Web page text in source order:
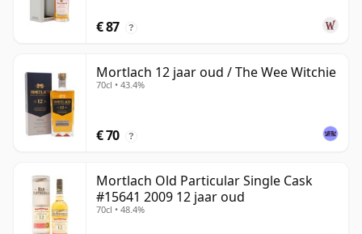
€ 87 ?
Mortlach 12 jaar oud / The Wee Witchie
70cl • 43.4%
€ 70 ?
Mortlach Old Particular Single Cask
#15641 2009 12 jaar oud
70cl • 48.4%